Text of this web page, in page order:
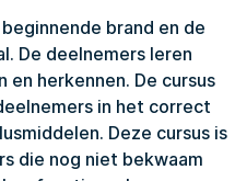
brand en de
De deelnemers leren
herkennen. De cursus
in het correct
Deze cursus is
die nog niet bekwaam